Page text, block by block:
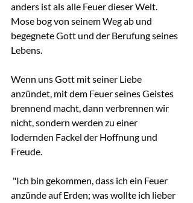
anders ist als alle Feuer dieser Welt.
Mose bog von seinem Weg ab und
begegnete Gott und der Berufung seines
Lebens.
Wenn uns Gott mit seiner Liebe
anzündet, mit dem Feuer seines Geistes
brennend macht, dann verbrennen wir
nicht, sondern werden zu einer
lodernden Fackel der Hoffnung und
Freude.
anzünde auf Erden; was wollte ich lieber